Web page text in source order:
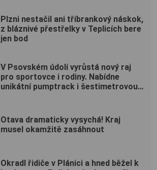
Plzni nestačil ani tříbrankový náskok,
z bláznivé přestřelky v Teplicích bere
jen bod
V Psovském údolí vyrůstá nový raj
pro sportovce i rodiny. Nabídne
unikátní pumptrack i šestimetrovou
Otava dramaticky vysychá! Kraj
musel okamžitě zasáhnout
Okradl řidiče v Plánici a hned běžel k